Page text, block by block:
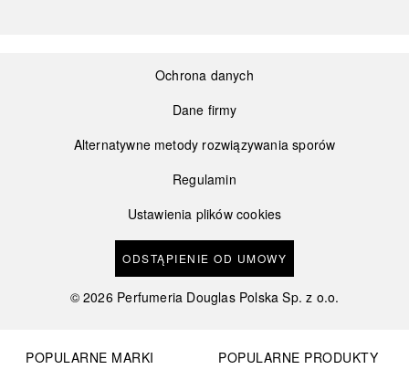
Ochrona danych
Dane firmy
Alternatywne metody rozwiązywania sporów
Regulamin
Ustawienia plików cookies
ODSTĄPIENIE OD UMOWY
©2026 Perfumeria Douglas Polska Sp. z o.o.
POPULARNE MARKI
POPULARNE PRODUKTY